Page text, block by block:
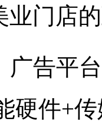
业门店
广告平
硬件+